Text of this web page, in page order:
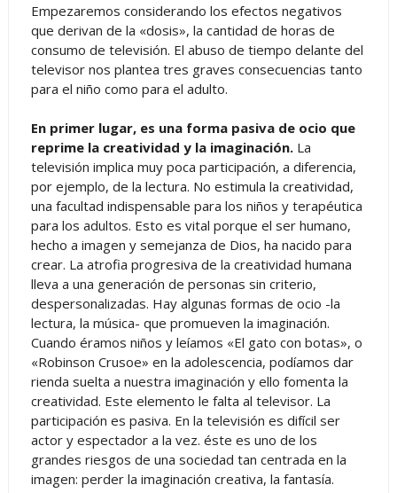
Empezaremos considerando los efectos negativos
que derivan de la «dosis», la cantidad de horas de
consumo de televisión. El abuso de tiempo delante del
televisor nos plantea tres graves consecuencias tanto
para el niño como para el adulto.
En primer lugar, es una forma pasiva de ocio que
reprime la creatividad y la imaginación.La
televisión implica muy poca participación, a diferencia,
por ejemplo, de la lectura. No estimula la creatividad,
una facultad indispensable para los niños y terapéutica
para los adultos. Esto es vital porque el ser humano,
hecho a imagen y semejanza de Dios, ha nacido para
crear. La atrofia progresiva de la creatividad humana
lleva a una generación de personas sin criterio,
despersonalizadas. Hay algunas formas de ocio -la
lectura, la música- que promueven la imaginación.
Cuando éramos niños y leíamos «El gato con botas», o
«Robinson Crusoe» en la adolescencia, podíamos dar
rienda suelta a nuestra imaginación y ello fomenta la
creatividad. Este elemento le falta al televisor. La
participación es pasiva. En la televisión es difícil ser
actor y espectador a la vez. éste es uno de los
grandes riesgos de una sociedad tan centrada en la
imagen: perder la imaginación creativa, la fantasía.